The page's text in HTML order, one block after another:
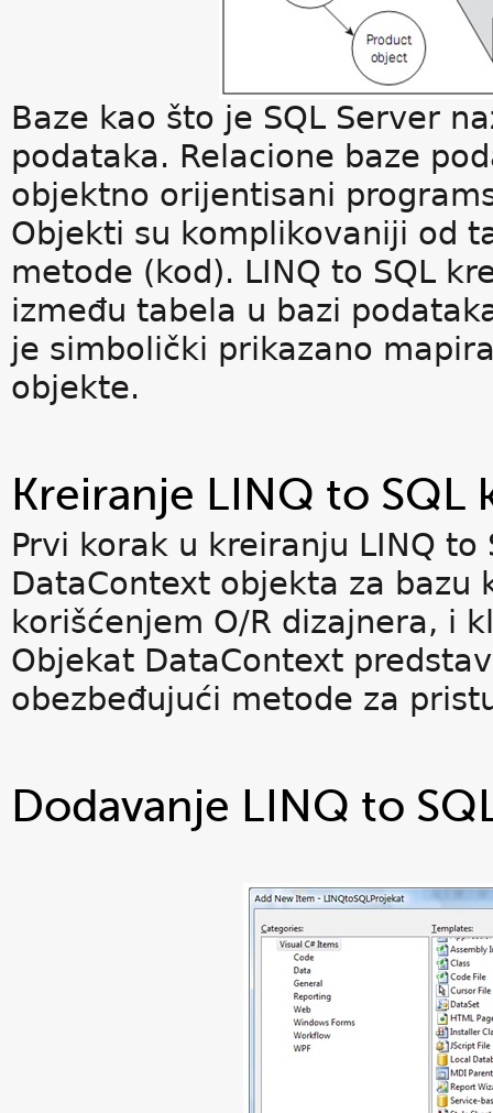
Baze kao što je SQL Server
podataka. Relacione baze
objektno orijentisani
Objekti su komplikovaniji od
metode (kod). LINQ to SQL
između tabela u bazi
je simbolički prikazano
objekte.
Kreiranje LINQ to SQL
Prvi korak u kreiranju LINQ
DataContext objekta za bazu
korišćenjem O/R dizajnera, i
Objekat DataContext
obezbeđujući metode za
Dodavanje LINQ to